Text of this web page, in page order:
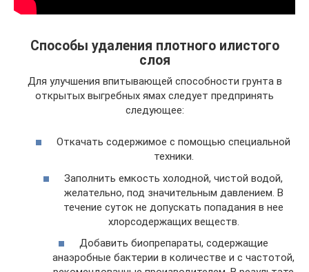
Способы удаления плотного илистого
слоя
Для улучшения впитывающей способности грунта в
открытых выгребных ямах следует предпринять
следующее:
Откачать содержимое с помощью специальной
техники.
Заполнить емкость холодной, чистой водой,
желательно, под значительным давлением. В
течение суток не допускать попадания в нее
хлорсодержащих веществ.
Добавить биопрепараты, содержащие
анаэробные бактерии в количестве и с частотой,